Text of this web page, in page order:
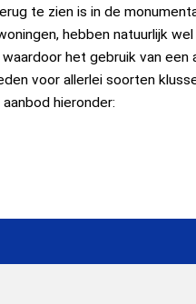
te zien is in de
hebben natuurlijk
het gebruik van een
voor allerlei soorten
hieronder: